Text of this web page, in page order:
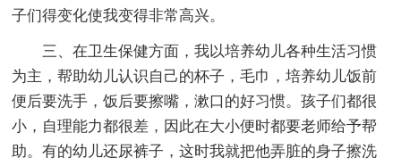
子们得变化使我变得非常高兴。
三、在卫生保健方面，我以培养幼儿各种生活习惯
为主，帮助幼儿认识自己的杯子，毛巾，培养幼儿饭前
便后要洗手，饭后要擦嘴，漱口的好习惯。孩子们都很
小，自理能力都很差，因此在大小便时都要老师给予帮
助。有的幼儿还尿裤子，这时我就把他弄脏的身子擦洗